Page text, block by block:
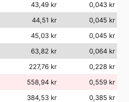
43,49 kr
0,043 kr
44,51 kr
0,045 kr
45,03 kr
0,045 kr
63,82 kr
0,064 kr
227,76 kr
0,228 kr
558,94 kr
0,559 kr
384,53 kr
0,385 kr